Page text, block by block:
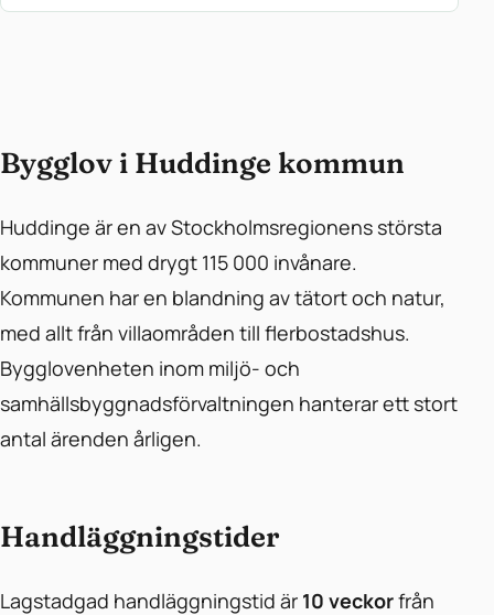
Bygglov i Huddinge kommun
Huddinge är en av Stockholmsregionens största
kommuner med drygt 115 000 invånare.
Kommunen har en blandning av tätort och natur,
med allt från villaområden till flerbostadshus.
Bygglovenheten inom miljö- och
samhällsbyggnadsförvaltningen hanterar ett stort
antal ärenden årligen.
Handläggningstider
Lagstadgad handläggningstid är 10 veckorfrån